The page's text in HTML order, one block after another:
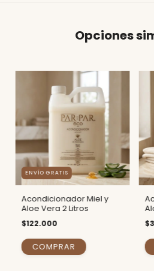
Opciones
ENVÍO GRATIS
Acondicionador Miel y
Aloe Vera 2 Litros
$122.000